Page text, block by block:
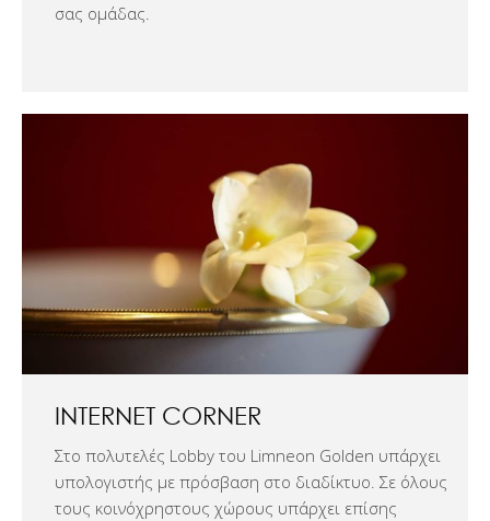
σας ομάδας.
INTERNET CORNER
Στο πολυτελές Lobby του Limneon Golden υπάρχει
υπολογιστής με πρόσβαση στο διαδίκτυο. Σε όλους
τους κοινόχρηστους χώρους υπάρχει επίσης